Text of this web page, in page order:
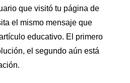
que visitó tu página de
el mismo mensaje que
educativo. El primero
el segundo aún está